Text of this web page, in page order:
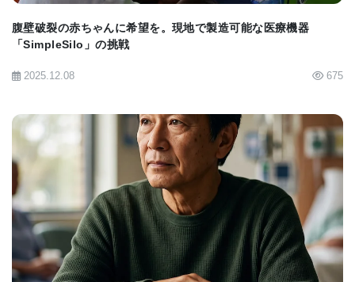
エネルギーを燃やすパワーハウス以上のもの
りがある。 たとえば、褐色脂肪細胞はカロリーを燃
焼するためにブドウ糖を消費する。これにより、糖
尿病を発症する主要な危険因子である血糖値が低下
する可能性がある。
褐色脂肪の役割は、ホルモン系と密接に関連してい
る高血圧のような他の状態ではより神秘的だ。 「褐
色脂肪組織がブドウ糖を消費してカロリーを燃焼す
腹壁破裂の赤ちゃんに希望を。現地で製造可能な医療機器
「SimpleSilo」の挑戦
2025.12.08 675
BIOMARKET JP